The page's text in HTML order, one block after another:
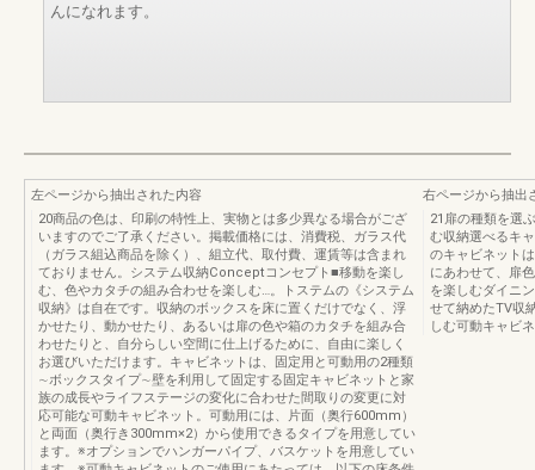
んになれます。
左ページから抽出された内容
20商品の色は、印刷の特性上、実物とは多少異なる場合がござ
いますのでご了承ください。掲載価格には、消費税、ガラス代
（ガラス組込商品を除く）、組立代、取付費、運賃等は含まれ
ておりません。システム収納Conceptコンセプト■移動を楽し
む、色やカタチの組み合わせを楽しむ…。トステムの《システム
収納》は自在です。収納のボックスを床に置くだけでなく、浮
かせたり、動かせたり、あるいは扉の色や箱のカタチを組み合
わせたりと、自分らしい空間に仕上げるために、自由に楽しく
お選びいただけます。キャビネットは、固定用と可動用の2種類
∼ボックスタイプ∼壁を利用して固定する固定キャビネットと家
族の成長やライフステージの変化に合わせた間取りの変更に対
応可能な可動キャビネット。可動用には、片面（奥行600mm）
と両面（奥行き300mm×2）から使用できるタイプを用意してい
ます。※オプションでハンガーパイプ、バスケットを用意してい
右ページから抽出
21扉の種類を選
む収納選べるキ
のキャビネット
にあわせて、扉
を楽しむダイニ
せて納めたTV収
しむ可動キャビ